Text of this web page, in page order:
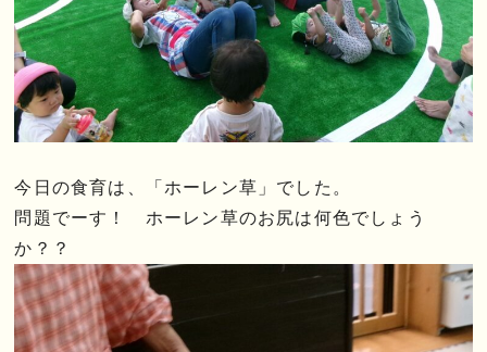
今日の食育は、「ホーレン草」でした。
問題でーす！ ホーレン草のお尻は何色でしょう
か？？